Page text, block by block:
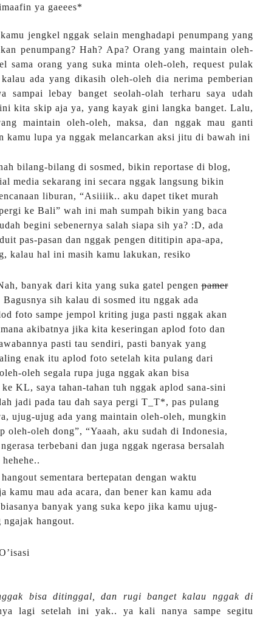
ya gaeees*
jengkel nggak selain menghadapi penumpang yang
penumpang? Hah? Apa? Orang yang maintain oleh-
sama orang yang suka minta oleh-oleh, request pulak
ada yang dikasih oleh-oleh dia nerima pemberian
sampai lebay banget seolah-olah terharu saya udah
kita skip aja ya, yang kayak gini langka banget. Lalu,
maintain oleh-oleh, maksa, dan nggak mau ganti
kamu lupa ya nggak melancarkan aksi jitu di bawah ini
bilang-bilang di sosmed, bikin reportase di blog,
media sekarang ini secara nggak langsung bikin
liburan, “Asiiiik.. aku dapet tiket murah
ke Bali” wah ini mah sumpah bikin yang baca
begini sebenernya salah siapa sih ya? :D, ada
pas-pasan dan nggak pengen dititipin apa-apa,
kalau hal ini masih kamu lakukan, resiko
banyak dari kita yang suka gatel pengenpamer
sih kalau di sosmed itu nggak ada
foto sampe jempol kriting juga pasti nggak akan
akibatnya jika kita keseringan aplod foto dan
pasti tau sendiri, pasti banyak yang
enak itu aplod foto setelah kita pulang dari
oleh segala rupa juga nggak akan bisa
KL, saya tahan-tahan tuh nggak aplod sana-sini
jadi pada tau dah saya pergi T_T*, pas pulang
ujug-ujug ada yang maintain oleh-oleh, mungkin
oleh dong”, “Yaaah, aku sudah di Indonesia,
terbebani dan juga nggak ngerasa bersalah
sementara bertepatan dengan waktu
kamu mau ada acara, dan bener kan kamu ada
banyak yang suka kepo jika kamu ujug-
ngajak hangout.
bisa ditinggal, dan rugi banget kalau nggak di
lagi setelah ini yak.. ya kali nanya sampe segitu